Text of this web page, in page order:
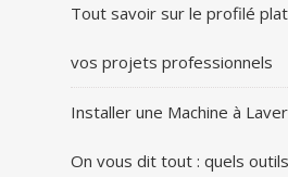
Tout savoir sur le profilé
vos projets professionnels
Installer une Machine à
On vous dit tout : quels